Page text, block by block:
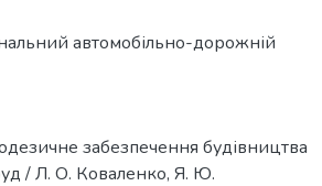
автомобільно-дорожній
забезпечення будівництва
/ Л. О. Коваленко, Я. Ю.